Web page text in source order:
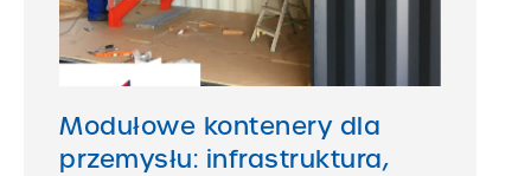
Modułowe kontenery dla
przemysłu: infrastruktura,